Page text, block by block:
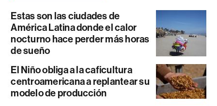
Estas son las ciudades de
América Latina donde el calor
nocturno hace perder más horas
de sueño
El Niño obliga a la caficultura
centroamericana a replantear su
modelo de producción